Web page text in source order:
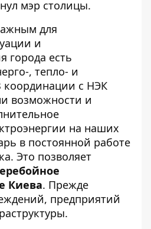
мэр столицы.
для
и
города есть
, тепло- и
координации с НЭК
возможности и
на наших
в постоянной работе
Это позволяет
Киева. Прежде
предприятий